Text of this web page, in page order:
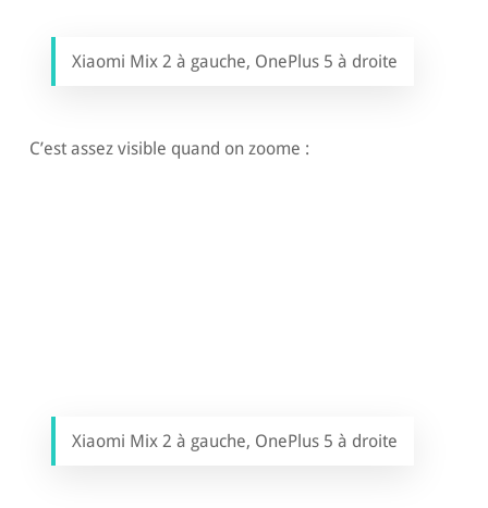
Xiaomi Mix 2 à gauche, OnePlus 5 à droite
C’est assez visible quand on zoome :
Xiaomi Mix 2 à gauche, OnePlus 5 à droite